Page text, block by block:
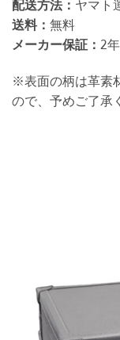
配送方法： ヤマト
送料： 無料
メーカー保証： 2
※表面の柄は革素
ので、予めご了承